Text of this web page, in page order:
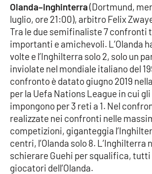
Reggio Calabria
Cosenza
Lamezia Terme
PROGETTI
SPECIALI
Buona Sanità Calabria
LA
CALABRIAVISIONE
Olanda–Inghinterra(Dortmund,
luglio, ore 21:00), arbitro Felix
Tra le due semifinaliste 7 confronti
importanti e amichevoli. L’Olanda
volte e l’Inghilterra solo 2, solo un
inviolate nel mondiale italiano del
confronto è datato giugno 2019
per la Uefa Nations League in cui
impongono per 3 reti a 1. Nel
realizzate nei confronti nelle
competizioni, giganteggia
centri, l’Olanda solo 8. L’Inghilterra
schierare Guehi per squalifica,
giocatori dell’Olanda.